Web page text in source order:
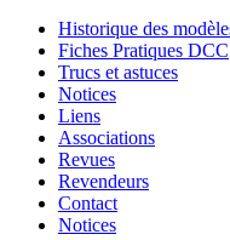
Historique des
Fiches Pratiques DCC
Trucs et astuces
Notices
Liens
Associations
Revues
Revendeurs
Contact
Notices